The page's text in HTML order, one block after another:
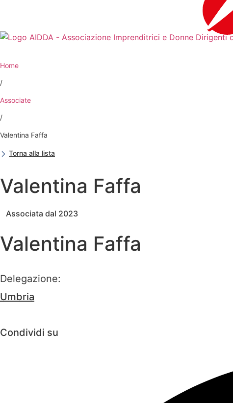
Home
/
Associate
/
Valentina Faffa
Torna alla lista
Valentina Faffa
Associata dal 2023
Valentina Faffa
Delegazione:
Umbria
Condividi su